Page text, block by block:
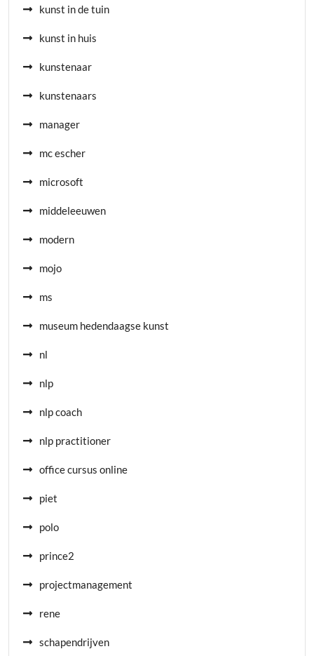
kunst in de tuin
kunst in huis
kunstenaar
kunstenaars
manager
mc escher
microsoft
middeleeuwen
modern
mojo
ms
museum hedendaagse kunst
nl
nlp
nlp coach
nlp practitioner
office cursus online
piet
polo
prince2
projectmanagement
rene
schapendrijven